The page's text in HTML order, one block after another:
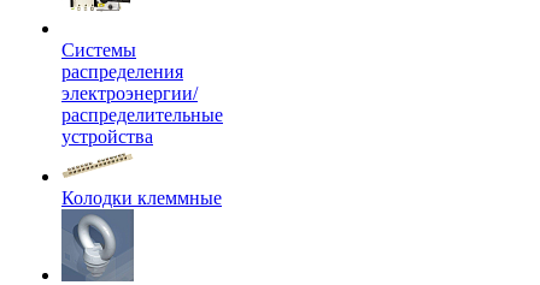
Системы
распределения
электроэнергии/
распределительные
устройства
Колодки клеммные